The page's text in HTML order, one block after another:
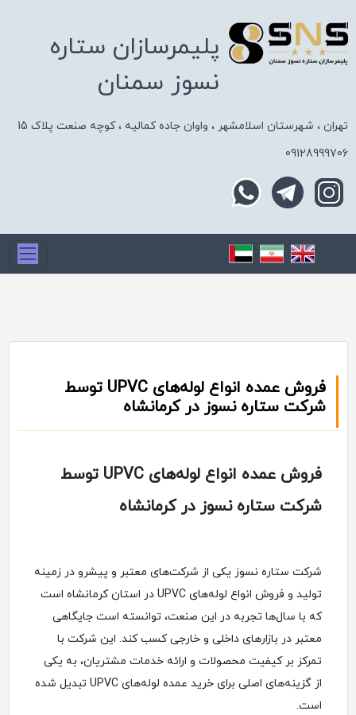
پلیمرسازان ستاره
نسوز سمنان
تهران ، شهرستان اسلامشهر ، واوان جاده کمالیه ، کوچه صنعت پلاک 15
09128999706
فروش عمده انواع لوله‌های UPVC توسط
شرکت ستاره نسوز در کرمانشاه
فروش عمده انواع لوله‌های UPVC توسط
شرکت ستاره نسوز در کرمانشاه
شرکت ستاره نسوز یکی از شرکت‌های معتبر و پیشرو در زمینه
تولید و فروش انواع لوله‌های UPVC در استان کرمانشاه است
که با سال‌ها تجربه در این صنعت، توانسته است جایگاهی
معتبر در بازارهای داخلی و خارجی کسب کند. این شرکت با
تمرکز بر کیفیت محصولات و ارائه خدمات مشتریان، به یکی
از گزینه‌های اصلی برای خرید عمده لوله‌های UPVC تبدیل شده
است.